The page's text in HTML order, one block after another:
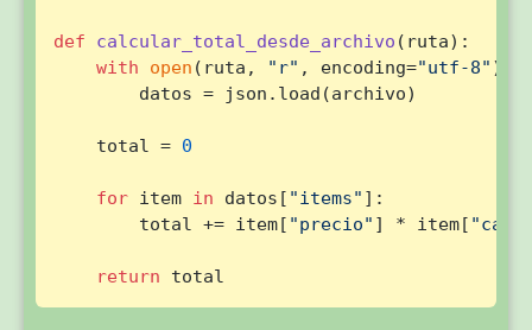
def calcular_total_desde_archivo ( ruta):
with
open (ruta, "r" , encoding="utf-8" )
        datos = json.load(archivo)
    total =
0
for item in datos[ "items" ]:
        total += item[
"precio" ] * item[
return total